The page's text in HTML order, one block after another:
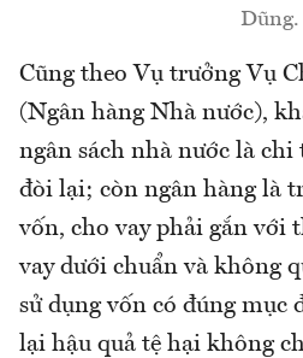
Dũng.
Cũng theo Vụ trưởng Vụ
(Ngân hàng Nhà nước),
ngân sách nhà nước là
đòi lại; còn ngân hàng là
vốn, cho vay phải gắn với
vay dưới chuẩn và không
sử dụng vốn có đúng mục
lại hậu quả tệ hại không